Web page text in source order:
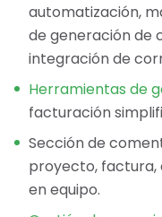
automatización,
de generación de
integración de
Herramientas de
facturación
Sección de
proyecto, factura,
en equipo.